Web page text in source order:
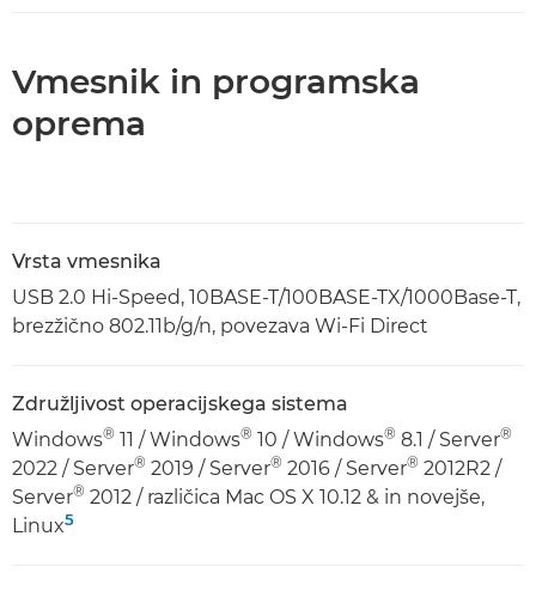
Vmesnik in programska
oprema
Vrsta vmesnika
USB 2.0 Hi-Speed, 10BASE-T/100BASE-TX/1000Base-T,
brezžično 802.11b/g/n, povezava Wi-Fi Direct
Združljivost operacijskega sistema
Windows® 11 / Windows® 10 / Windows® 8.1 / Server®
2022 / Server® 2019 / Server® 2016 / Server® 2012R2 /
Server® 2012 / različica Mac OS X 10.12 & in novejše,
Linux5